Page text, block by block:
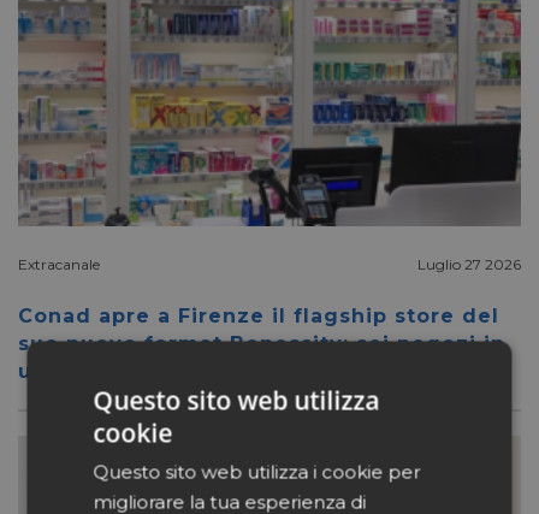
Extracanale Luglio 27 2026
Conad apre a Firenze il flagship store del
suo nuovo format Benessity: sei negozi in
uno, parafarmacia compresa
Questo sito web utilizza
cookie
Questo sito web utilizza i cookie per
migliorare la tua esperienza di